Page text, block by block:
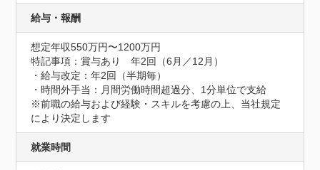
給与・報酬
想定年収550万円〜1200万円
特記事項：賞与あり　年2回（6月／12月）
・給与改定：年2回（半期毎）
・時間外手当：月間労働時間超過分、1分単位で支給
※前職の給与および経験・スキルを考慮の上、当社規定
により決定します
就業時間